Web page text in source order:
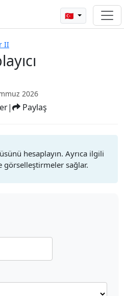
🇹🇷
II
2026
| Paylaş
hesaplayın. Ayrıca ilgili
sağlar.